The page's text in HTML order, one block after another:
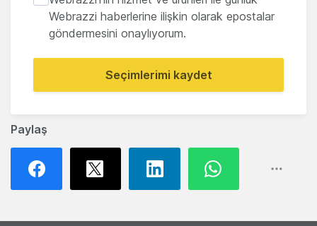
Paylaş
Webrazzi haberlerine ilişkin olarak epostalar
göndermesini onaylıyorum.
Seçimlerimi kaydet